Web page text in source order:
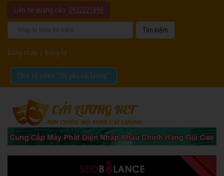
Liên hệ quảng cáo: 0932221090
Đăng nhập Đăng ký
Chia sẻ video "Tôi yêu cải lương".